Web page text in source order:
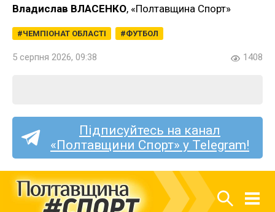
Владислав ВЛАСЕНКО, «Полтавщина Спорт»
ЧЕМПІОНАТ ОБЛАСТІ ФУТБОЛ
5 серпня 2026, 09:38 1408
Підписуйтесь на канал
«Полтавщини Спорт» у Telegram!